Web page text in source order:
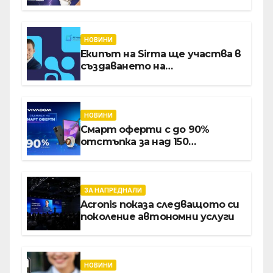
НОВИНИ
Екипът на Sirma ще участва в
създаването на
хотелиерството
НОВИНИ
Смарт оферти с до 90%
отстъпка за над 150
ЗА НАПРЕДНАЛИ
Acronis показа следващото си
поколение автономни услуги
НОВИНИ